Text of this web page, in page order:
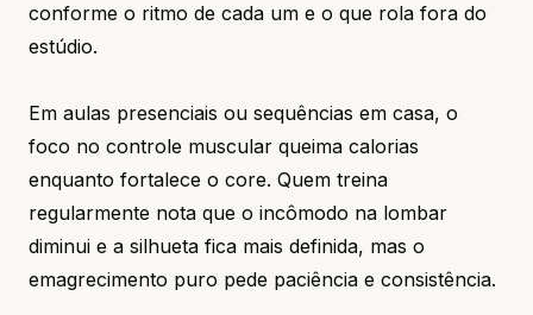
conforme o ritmo de cada um e o que rola fora do
estúdio.
Em aulas presenciais ou sequências em casa, o
foco no controle muscular queima calorias
enquanto fortalece o core. Quem treina
regularmente nota que o incômodo na lombar
diminui e a silhueta fica mais definida, mas o
emagrecimento puro pede paciência e consistência.